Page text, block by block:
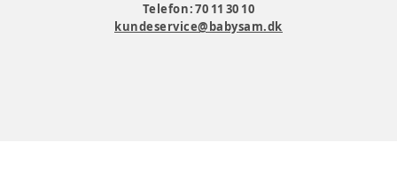
Telefon: 70 11 30 10
kundeservice@babysam.dk